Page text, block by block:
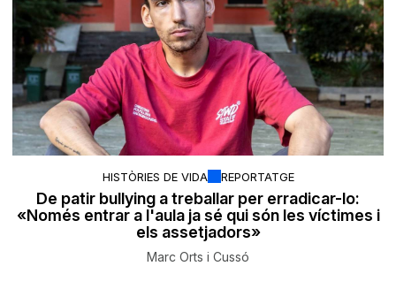
HISTÒRIES DE VIDA REPORTATGE
De patir bullying a treballar per erradicar-lo:
«Només entrar a l'aula ja sé qui són les víctimes i
els assetjadors»
Marc Orts i Cussó